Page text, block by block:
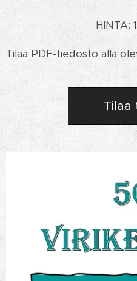
HINTA:
Tilaa PDF-tiedosto alla
Tilaa